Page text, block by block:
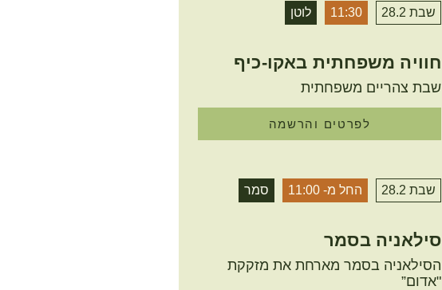
שבת 28.2 11:30 לוטן
חוויה משפחתית באקו-כיף
שבת צהריים משפחתית
לפרטים והרשמה
שבת 28.2 החל מ- 11:00 סמר
סילאניה בסמר
הסילאניה בסמר מארחת את מזקקת
"אדום”